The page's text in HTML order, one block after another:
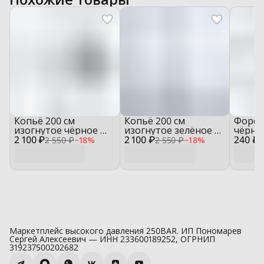
2 100 ₽2 550 ₽−18%
Копьё 200 см
изогнутое чёрное —
L1101‑200 2 100 ₽2 550 ₽−18%
Копьё 200 см
изогнутое зелёное —
L1101‑200‑G 240 ₽
1/4" —
Маркетплейс высокого давления 250BAR. ИП Пономарев
Сергей Алексеевич — ИНН 233600189252, ОГРНИП
319237500202682